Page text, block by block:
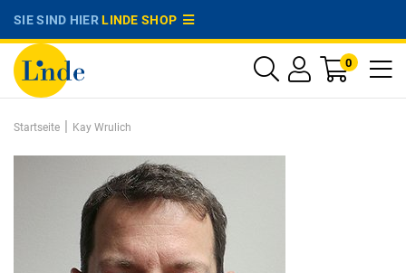
SIE SIND HIERLINDE SHOP
0
Startseite | Kay Wrulich